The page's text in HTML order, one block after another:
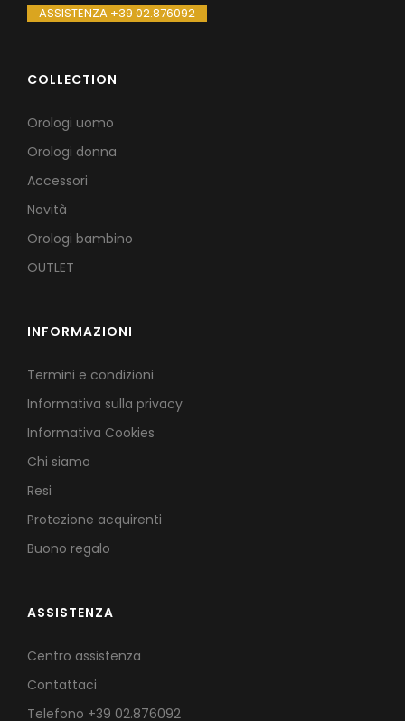
ASSISTENZA +39 02.876092
COLLECTION
Orologi uomo
Orologi donna
Accessori
Novità
Orologi bambino
OUTLET
INFORMAZIONI
Termini e condizioni
Informativa sulla privacy
Informativa Cookies
Chi siamo
Resi
Protezione acquirenti
Buono regalo
ASSISTENZA
Centro assistenza
Contattaci
Telefono +39 02.876092